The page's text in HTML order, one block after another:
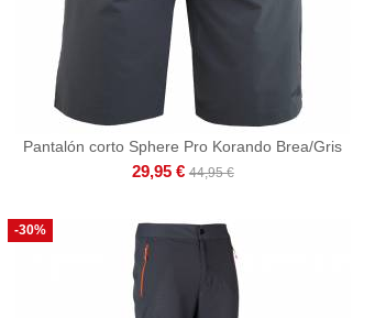
Pantalón corto Sphere Pro Korando Brea/Gris
29,95 € 44,95 €
-30%